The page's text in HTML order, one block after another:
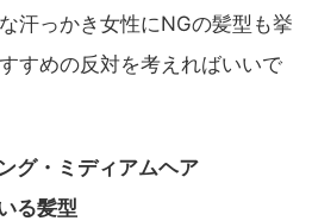
汗っかき女性にNGの髪型も挙
すめの反対を考えればいいで
グ・ミディアムヘア
る髪型